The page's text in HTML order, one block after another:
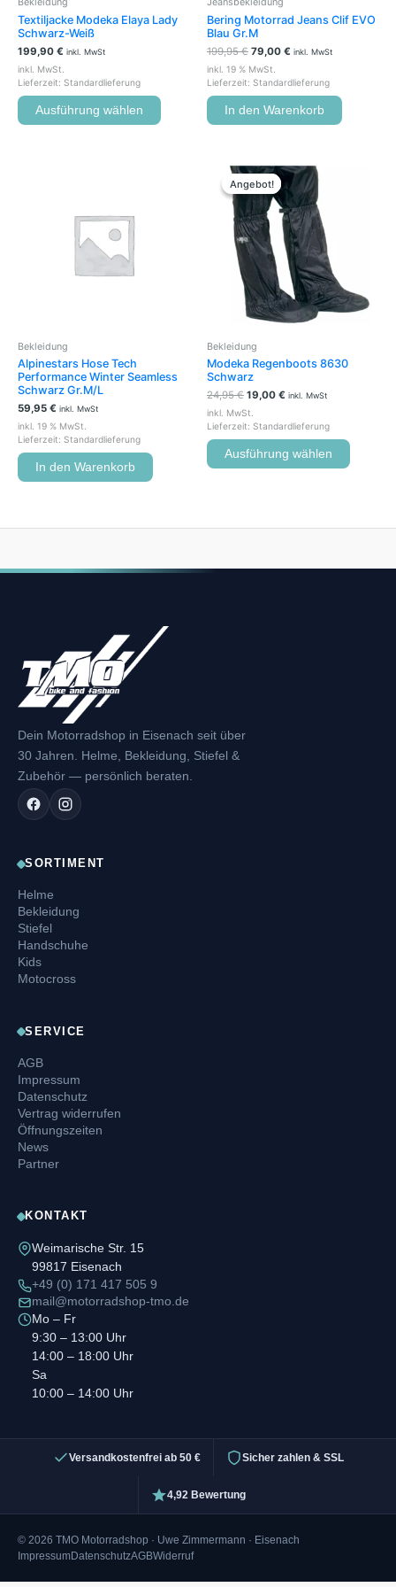
Textiljacke Modeka Elaya Lady
Schwarz-Weiß
199,90 € inkl. MwSt
inkl. MwSt.
Lieferzeit: Standardlieferung
Ausführung wählen
Produktseite
gewählt
Bering Motorrad Jeans Clif EVO
Blau Gr.M
199,95€ 79,00 € inkl. MwSt
inkl. 19 % MwSt.
Lieferzeit: Standardlieferung
In den Warenkorb
Bekleidung
Alpinestars Hose Tech
Performance Winter Seamless
Schwarz Gr.M/L
59,95 € inkl. MwSt
inkl. 19 % MwSt.
Lieferzeit: Standardlieferung
In den Warenkorb
Angebot!
Angebot!
Bekleidung
Modeka Regenboots 8630
Schwarz
24,95€
Ursprünglicher
Preis
war:
24,95 €
19,00 €
Aktueller
Preis
ist:
19,00 €.
inkl. MwSt
inkl. MwSt.
Lieferzeit: Standardlieferung
Ausführung wählen
können
Dein Motorradshop in Eisenach seit über
30 Jahren. Helme, Bekleidung, Stiefel &
Zubehör — persönlich beraten.
SORTIMENT
Helme
Bekleidung
Stiefel
Handschuhe
Kids
Motocross
SERVICE
AGB
Impressum
Datenschutz
Vertrag widerrufen
Öffnungszeiten
News
Partner
KONTAKT
Weimarische Str. 15
99817 Eisenach
+49 (0) 171 417 505 9
mail@motorradshop-tmo.de
Mo – Fr
9:30 – 13:00 Uhr
14:00 – 18:00 Uhr
Sa
10:00 – 14:00 Uhr
Versandkostenfrei ab 50 € Sicher zahlen & SSL
4,92 Bewertung
© 2026 TMO Motorradshop · Uwe Zimmermann · Eisenach
ImpressumDatenschutzAGBWiderruf